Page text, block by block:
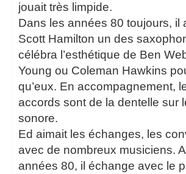
jouait très limpide.
Dans les années 80 toujours, il
Scott Hamilton un des
célébra l’esthétique de Ben
Young ou Coleman Hawkins
qu’eux. En accompagnement,
accords sont de la dentelle sur
sonore.
Ed aimait les échanges, les
avec de nombreux musiciens.
années 80, il échange avec le